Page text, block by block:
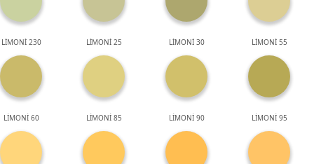
LİMONİ 230 LİMONİ 25 LİMONİ 30 LİMONİ 55
LİMONİ 60 LİMONİ 85 LİMONİ 90 LİMONİ 95